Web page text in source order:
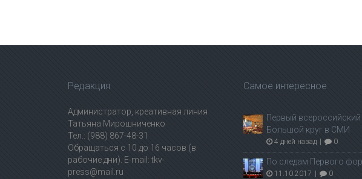
Редакция
Администратор, креативная линия
Татьяна Мирошниченко
Тел.: (988) 867-48-31
Обращаться с 10 до 16 часов (в
рабочие дни). E-mail: tkv-
press@mail.ru
Самое интересное
Первый всероссийский
Большой круг в СМИ
4 дней назад 0
По следам Первого
11.10.2017 0